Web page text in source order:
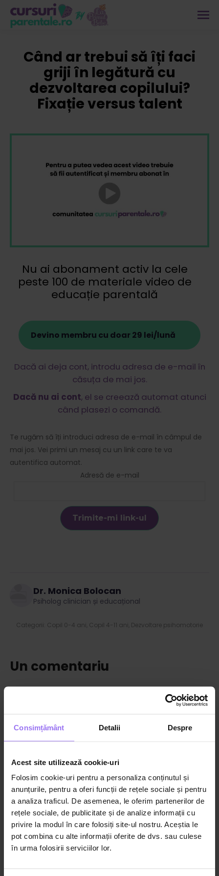
Consimțământ Detalii Despre
Acest site utilizează cookie-uri
Folosim cookie-uri pentru a personaliza conținutul și
anunțurile, pentru a oferi funcții de rețele sociale și pentru
a analiza traficul. De asemenea, le oferim partenerilor de
rețele sociale, de publicitate și de analize informații cu
privire la modul în care folosiți site-ul nostru. Aceștia le
pot combina cu alte informații oferite de dvs. sau culese
în urma folosirii serviciilor lor.
Când ar trebui să îți faci
griji în legătură cu
dezvoltarea copilului?
Fixație versus talent
Nu ai abonament activ la cele
peste 100 de materiale video de
educație parentală
Devino membru cu doar 29 lei/lună
Dacă ai deja cont, introdu adresa de e-mail în
căsuța de mai jos.
Dacă nu ai cont, el se creează automat atunci
când plasezi o comandă.
Te rugăm să îți introduci adresa de e-mail în câmpul de
mai jos. Vei primi un mesaj cu un link care te va
autentifica automat.
Adresă de e-mail
Dr. Monica Bolocan
Psiholog clinician și educațional
Categorii: Copil 0-4 ani Copil 4-11 ani Dezvoltare psihomotorie
Un comentariu
velescu Velescu Claudia
Super
Log in to Reply
Cum ți s-a părut acest
conținut?